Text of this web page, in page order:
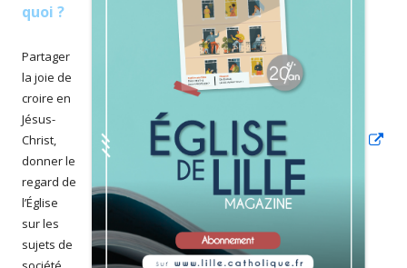
quoi ?
Partager
la joie de
croire en
Jésus-
Christ,
donner le
regard de
l’Église
sur les
sujets de